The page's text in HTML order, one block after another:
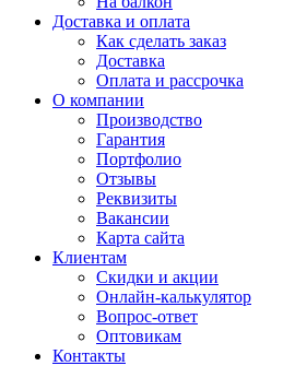
Доставка и оплата
Как сделать заказ
Доставка
Оплата и рассрочка
О компании
Производство
Гарантия
Портфолио
Отзывы
Реквизиты
Вакансии
Карта сайта
Клиентам
Скидки и акции
Онлайн-калькулятор
Вопрос-ответ
Оптовикам
Контакты